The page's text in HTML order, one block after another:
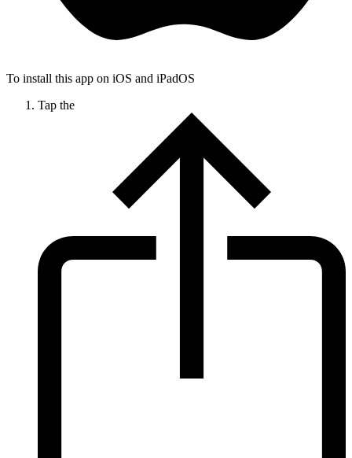
To install this app on iOS and iPadOS
Tap the